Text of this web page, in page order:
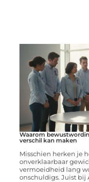
Waarom
verschil kan maken
Misschien herken je
onverklaarbaar
vermoeidheid lang
onschuldigs. Juist bij